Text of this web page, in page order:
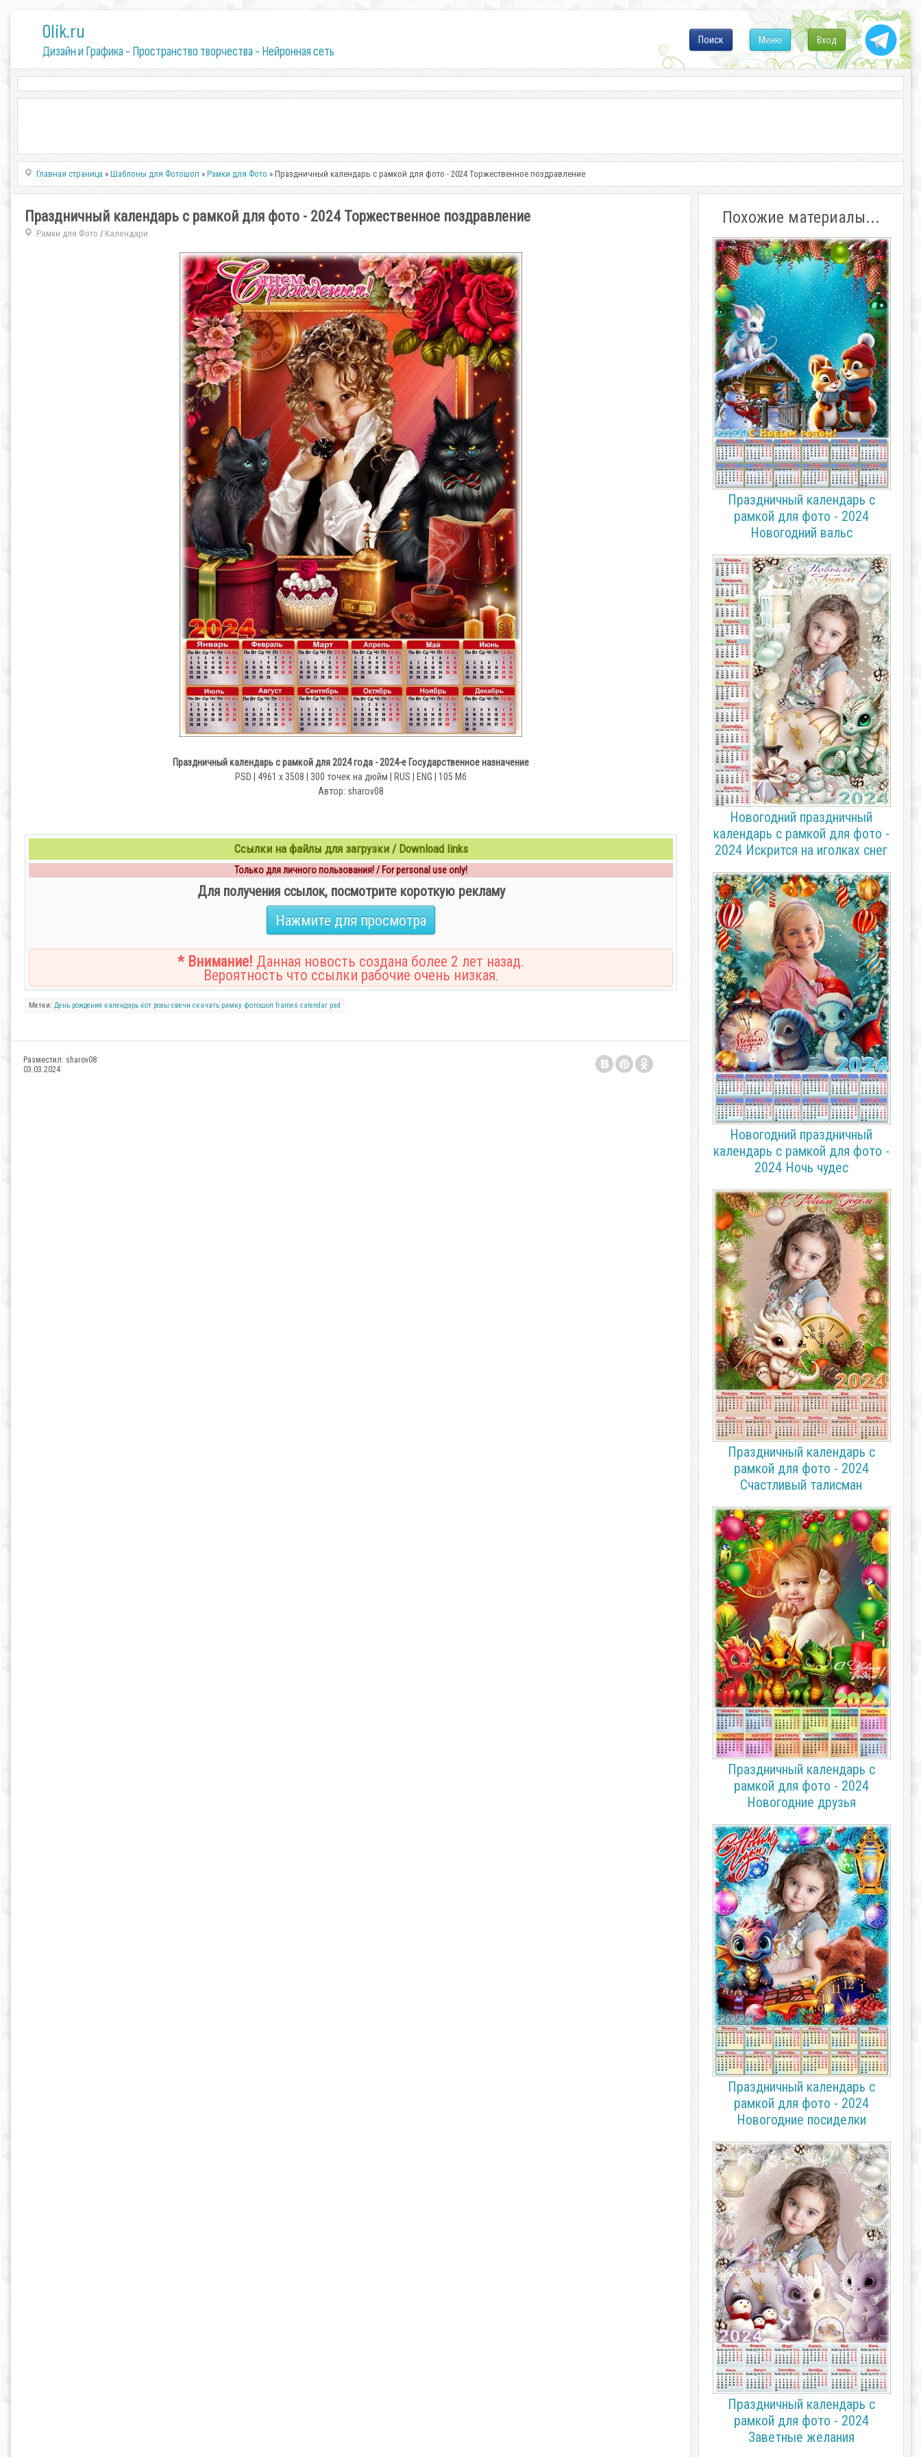
0lik.ru
Дизайн и Графика - Пространство творчества - Нейронная сеть
Вход
Меню
Поиск
Главная страница »Шаблоны для Фотошоп »Рамки для Фото » Праздничный календарь с рамкой для фото - 2024 Торжественное поздравление
Праздничный календарь с рамкой для фото - 2024 Торжественное поздравление
Рамки для Фото / Календари
Праздничный календарь с рамкой для 2024 года - 2024-е Государственное назначение
PSD | 4961 х 3508 | 300 точек на дюйм | RUS | ENG | 105 Мб
Автор: sharov08
Ссылки на файлы для загрузки / Download links
Только для личного пользования! / For personal use only!
Для получения ссылок, посмотрите короткую рекламу
Нажмите для просмотра
* Внимание! Данная новость создана более 2 лет назад.
Вероятность что ссылки рабочие очень низкая.
Метки: День рождения календарь кот розы свечи скачать рамку фотошоп frames calendar psd
Разместил: sharov08
03.03.2024
Похожие материалы...
Праздничный календарь с
рамкой для фото - 2024
Новогодний вальс
Новогодний праздничный
календарь с рамкой для фото -
2024 Искрится на иголках снег
Новогодний праздничный
календарь с рамкой для фото -
2024 Ночь чудес
Праздничный календарь с
рамкой для фото - 2024
Счастливый талисман
Праздничный календарь с
рамкой для фото - 2024
Новогодние друзья
Праздничный календарь с
рамкой для фото - 2024
Новогодние посиделки
Праздничный календарь с
рамкой для фото - 2024
Заветные желания